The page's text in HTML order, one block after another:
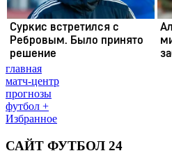
главная
матч-центр
прогнозы
футбол +
Избранное
САЙТ ФУТБОЛ 24